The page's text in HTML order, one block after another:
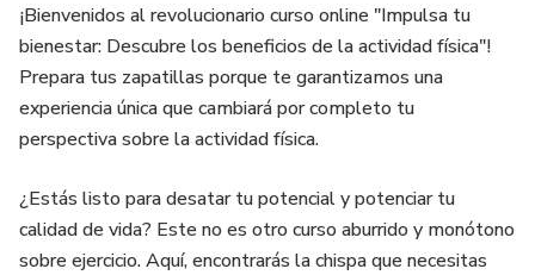
¡Bienvenidos al revolucionario curso online "Impulsa tu
bienestar: Descubre los beneficios de la actividad física"!
Prepara tus zapatillas porque te garantizamos una
experiencia única que cambiará por completo tu
perspectiva sobre la actividad física.
¿Estás listo para desatar tu potencial y potenciar tu
calidad de vida? Este no es otro curso aburrido y monótono
sobre ejercicio. Aquí, encontrarás la chispa que necesitas